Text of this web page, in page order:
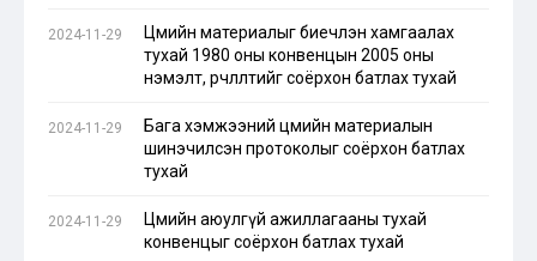
2024-11-29
Цөмийн материалыг биечлэн хамгаалах
тухай 1980 оны конвенцын 2005 оны
нэмэлт, өөрчлөлтийг соёрхон батлах тухай
2024-11-29
Бага хэмжээний цөмийн материалын
шинэчилсэн протоколыг соёрхон батлах
тухай
2024-11-29
Цөмийн аюулгүй ажиллагааны тухай
конвенцыг соёрхон батлах тухай